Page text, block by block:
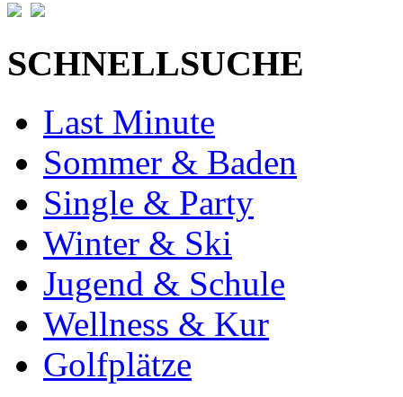
SCHNELLSUCHE
Last Minute
Sommer & Baden
Single & Party
Winter & Ski
Jugend & Schule
Wellness & Kur
Golfplätze